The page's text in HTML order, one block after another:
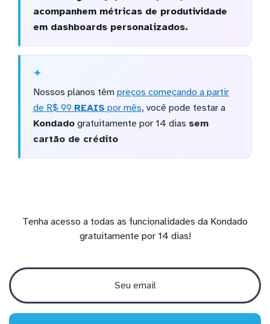
acompanhem métricas de produtividade
em dashboards personalizados.
Nossos planos têm preços começando a partir
de R$ 99 REAIS por mês, você pode testar a
Kondadogratuitamente por 14 dias sem
cartão de crédito
Tenha acesso a todas as funcionalidades da Kondado
gratuitamente por 14 dias!